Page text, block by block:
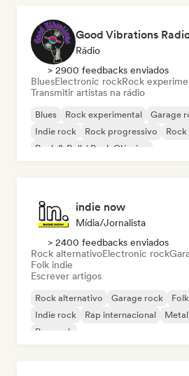
Good Vibrations
Rádio
> 2900 feedbacks enviados
BluesElectronic rockRock
Transmitir artistas na rádio
Blues Rock experimental Garage
Indie rock
Rock progressivo
Rock & Roll / Rock Clássico
indie now
Mídia/Jornalista
> 2400 feedbacks enviados
Rock alternativoElectronic rock
Folk indie
Escrever artigos
Rock alternativo Garage rock
Indie rock
Rap internacional
Pop rock